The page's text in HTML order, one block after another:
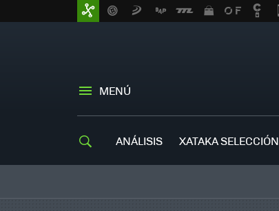
MENÚ
ANÁLISIS XATAKA SELECCIÓN